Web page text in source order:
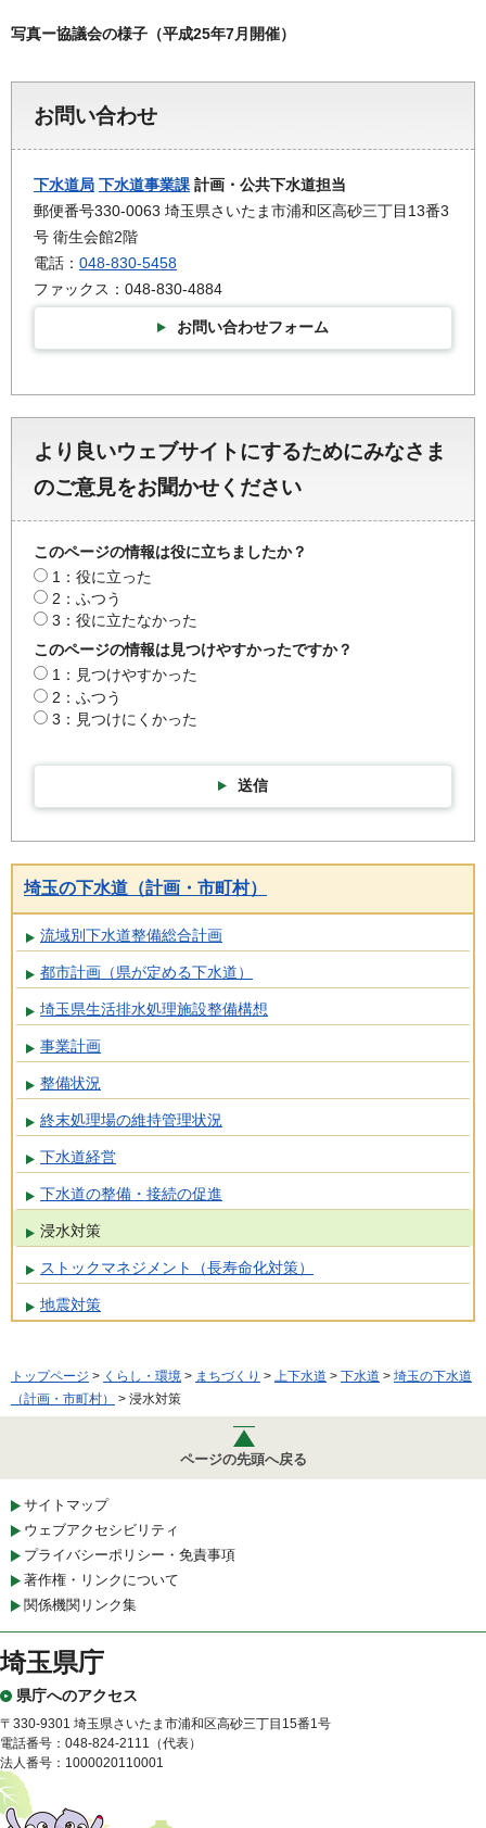
写真ー協議会の様子（平成25年7月開催）
お問い合わせ
下水道局 下水道事業課 計画・公共下水道担当
郵便番号330-0063 埼玉県さいたま市浦和区高砂三丁目13番3
号 衛生会館2階
電話： 048-830-5458
ファックス：048-830-4884
お問い合わせフォーム
より良いウェブサイトにするためにみなさま
のご意見をお聞かせください
このページの情報は役に立ちましたか？
1：役に立った
2：ふつう
3：役に立たなかった
このページの情報は見つけやすかったですか？
1：見つけやすかった
2：ふつう
3：見つけにくかった
送信
埼玉の下水道（計画・市町村）
流域別下水道整備総合計画
都市計画（県が定める下水道）
埼玉県生活排水処理施設整備構想
事業計画
整備状況
終末処理場の維持管理状況
下水道経営
下水道の整備・接続の促進
浸水対策
ストックマネジメント（長寿命化対策）
地震対策
トップページ > くらし・環境 > まちづくり > 上下水道 > 下水道 > 埼玉の下水道
（計画・市町村）
> 浸水対策
ページの先頭へ戻る
サイトマップ
ウェブアクセシビリティ
プライバシーポリシー・免責事項
著作権・リンクについて
関係機関リンク集
埼玉県庁
県庁へのアクセス
〒330-9301 埼玉県さいたま市浦和区高砂三丁目15番1号
電話番号：048-824-2111（代表）
法人番号：1000020110001